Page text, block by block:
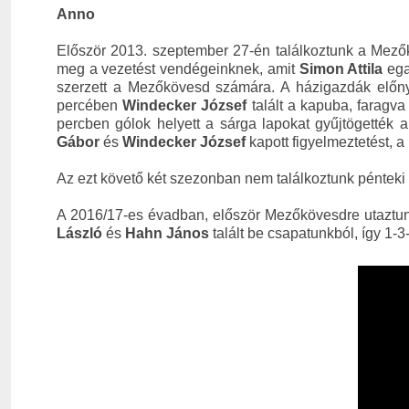
Anno
Először 2013. szeptember 27-én találkoztunk a
meg a vezetést vendégeinknek, amit Simon Attila
szerzett a Mezőkövesd számára. A házigazdák
percébenWindecker Józseftalált a kapuba,
percben gólok helyett a sárga lapokat gyűjtögették
Gábor és Windecker József kapott figyelmeztetést,
Az ezt követő két szezonban nem találkoztunk
A 2016/17-es évadban, először Mezőkövesdre
László és Hahn János talált be csapatunkból, így 1-